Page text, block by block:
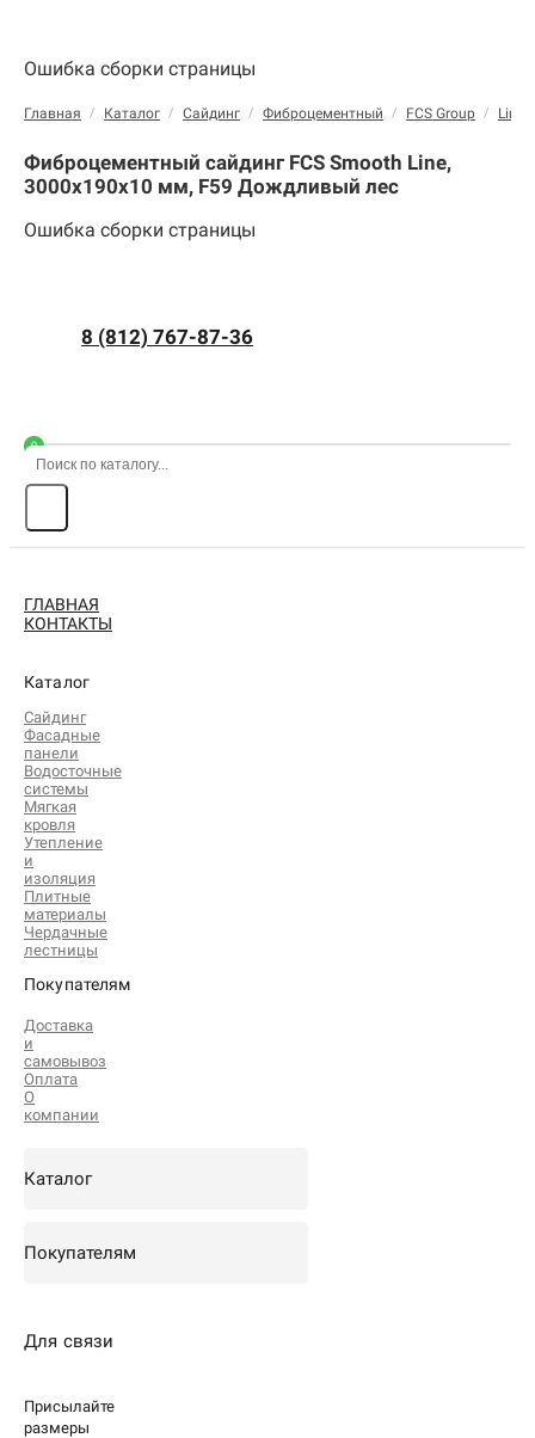
Ошибка сборки страницы
Главная / Каталог / Сайдинг / Фиброцементный / FCS Group / Line
Фиброцементный сайдинг FCS Smooth Line,
3000х190х10 мм, F59 Дождливый лес
Ошибка сборки страницы
8 (812) 767-87-36
0
ГЛАВНАЯ
КОНТАКТЫ
Каталог
Сайдинг
Фасадные
панели
Водосточные
системы
Мягкая
кровля
Утепление
и
изоляция
Плитные
материалы
Чердачные
лестницы
Покупателям
Доставка
и
самовывоз
Оплата
О
компании
Каталог
Покупателям
Для связи
Присылайте
размеры